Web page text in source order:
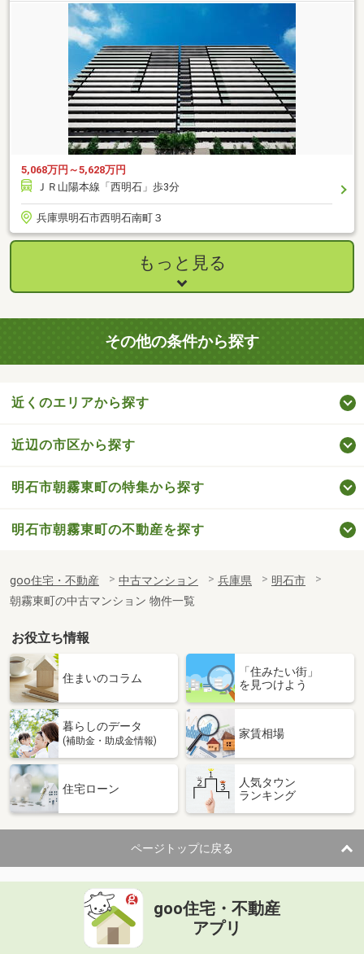
5,068万円～5,628万円
ＪＲ山陽本線「西明石」歩3分
兵庫県明石市西明石南町３
もっと見る
その他の条件から探す
近くのエリアから探す
近辺の市区から探す
明石市朝霧東町の特集から探す
明石市朝霧東町の不動産を探す
goo住宅・不動産 中古マンション 兵庫県
明石市
朝霧東町の中古マンション 物件一覧
お役立ち情報
住まいのコラム
「住みたい街」
を見つけよう
暮らしのデータ
(補助金・助成金情報)
家賃相場
住宅ローン
人気タウン
ランキング
ページトップに戻る
goo住宅・不動産
アプリ